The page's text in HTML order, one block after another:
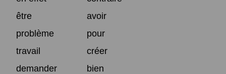
être
avoir
problème
pour
travail
créer
demander
bien